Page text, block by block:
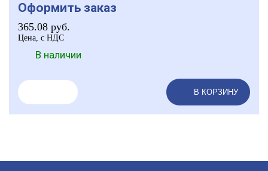
Оформить заказ
365.08 руб.
Цена, с НДС
В наличии
В КОРЗИНУ